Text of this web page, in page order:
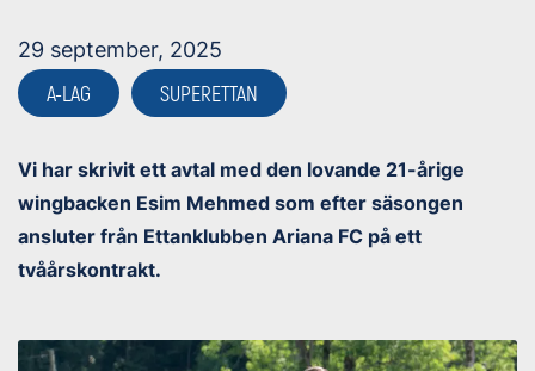
29 september, 2025
A-LAG SUPERETTAN
Vi har skrivit ett avtal med den lovande 21-årige
wingbacken Esim Mehmed som efter säsongen
ansluter från Ettanklubben Ariana FC på ett
tvåårskontrakt.